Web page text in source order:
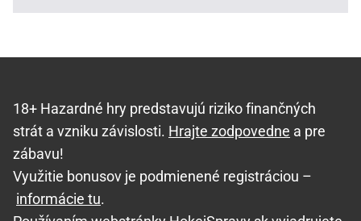
18+ Hazardné hry predstavujú riziko finančných
strát a vzniku závislosti. Hrajte zodpovedne a pre
zábavu!
Využitie bonusov je podmienené registráciou –
informácie tu.